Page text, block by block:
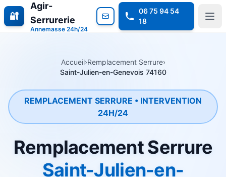
🔐
Agir-
Serrurerie
Annemasse 24h/24
06 75 94 54
18
Accueil›Remplacement Serrure›
Saint-Julien-en-Genevois 74160
REMPLACEMENT SERRURE • INTERVENTION
24H/24
Remplacement Serrure
Saint-Julien-en-